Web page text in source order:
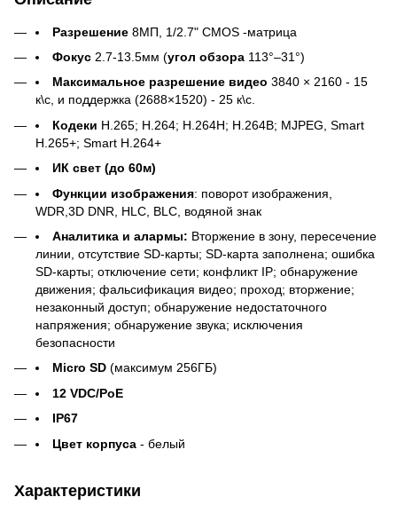
Разрешение 8МП, 1/2.7" CMOS -матрица
Фокус 2.7-13.5мм (угол обзора 113°–31°)
Максимальное разрешение видео 3840 × 2160 - 15
к\с, и поддержка (2688×1520) - 25 к\с.
Кодеки H.265; H.264; H.264H; H.264B; MJPEG, Smart
H.265+; Smart H.264+
ИК свет (до 60м)
Функции изображения: поворот изображения,
WDR,3D DNR, HLC, BLC, водяной знак
Аналитика и алармы: Вторжение в зону, пересечение
линии, отсутствие SD-карты; SD-карта заполнена; ошибка
SD-карты; отключение сети; конфликт IP; обнаружение
движения; фальсификация видео; проход; вторжение;
незаконный доступ; обнаружение недостаточного
напряжения; обнаружение звука; исключения
безопасности
Micro SD (максимум 256ГБ)
12 VDC/PoE
IP67
Цвет корпуса - белый
Характеристики